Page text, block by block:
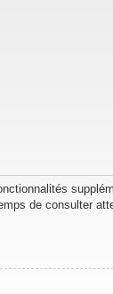
de consulter